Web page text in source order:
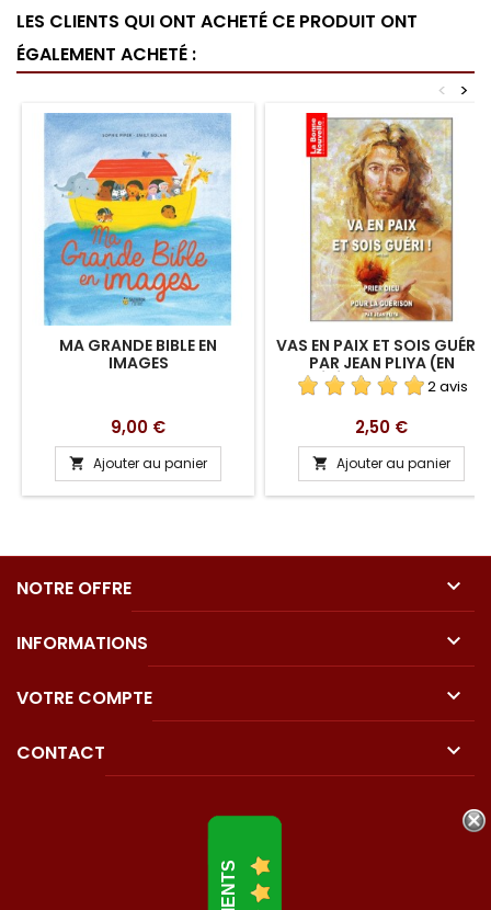
LES CLIENTS QUI ONT ACHETÉ CE PRODUIT ONT
ÉGALEMENT ACHETÉ :
>
<
MA GRANDE BIBLE EN
IMAGES
Prix
9,00 €
 Ajouter au panier
VAS EN PAIX ET SOIS GUÉRI !
PAR JEAN PLIYA (EN
TÉLÉCHARGEMENT)
2 avis
Prix
2,50 €
 Ajouter au panier
NOTRE OFFRE 
INFORMATIONS 
VOTRE COMPTE 
CONTACT 